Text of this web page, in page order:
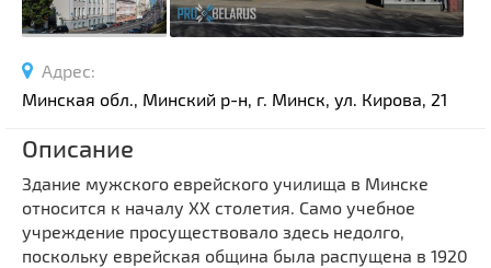
Производства
Родовые усадьбы
Национальные парки и заказники
Озера и водоемы
Памятники
Памятники археологии
Адрес:
Минская обл., Минский р-н, г. Минск, ул. Кирова, 21
Описание
Здание мужского еврейского училища в Минске
относится к началу XX столетия. Само учебное
учреждение просуществовало здесь недолго,
поскольку еврейская община была распущена в 1920